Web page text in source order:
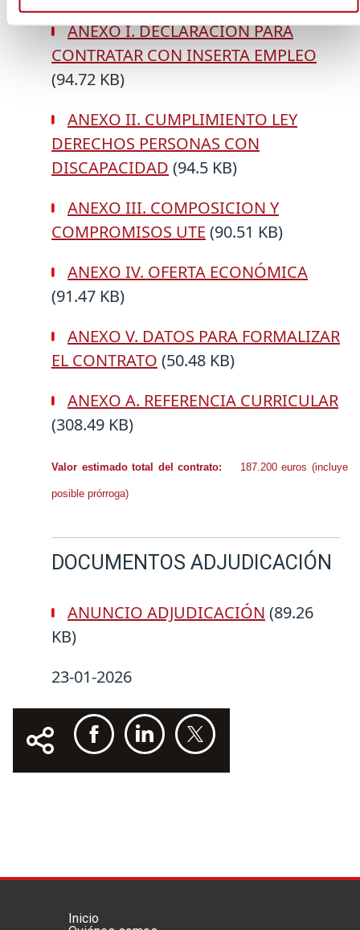
ANEXO I. DECLARACIÓN PARA
CONTRATAR CON INSERTA EMPLEO
(94.72 KB)
ANEXO II. CUMPLIMIENTO LEY
DERECHOS PERSONAS CON
DISCAPACIDAD (94.5 KB)
ANEXO III. COMPOSICION Y
COMPROMISOS UTE (90.51 KB)
ANEXO IV. OFERTA ECONÓMICA
(91.47 KB)
ANEXO V. DATOS PARA FORMALIZAR
EL CONTRATO (50.48 KB)
ANEXO A. REFERENCIA CURRICULAR
(308.49 KB)
Valor estimado total del contrato: 187.200 euros (incluye
posible prórroga)
DOCUMENTOS ADJUDICACIÓN
ANUNCIO ADJUDICACIÓN (89.26
KB)
23-01-2026
Menú footer principal
Inicio